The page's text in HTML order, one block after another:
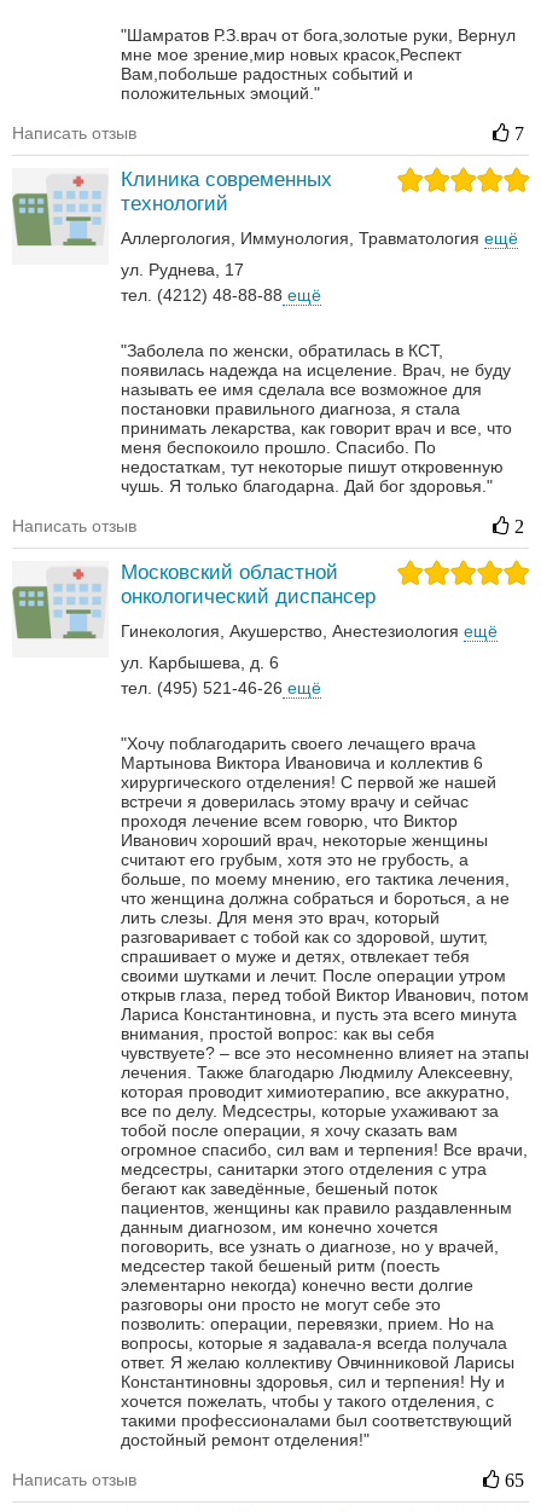
"Шамратов Р.З.врач от бога,золотые руки, Вернул
мне мое зрение,мир новых красок,Респект
Вам,побольше радостных событий и
положительных эмоций."
Написать отзыв 7
Клиника современных
технологий
Аллергология Иммунология Травматология ещё
ул. Руднева, 17
тел. (4212) 48-88-88 ещё
"Заболела по женски, обратилась в КСТ,
появилась надежда на исцеление. Врач, не буду
называть ее имя сделала все возможное для
постановки правильного диагноза, я стала
принимать лекарства, как говорит врач и все, что
меня беспокоило прошло. Спасибо. По
недостаткам, тут некоторые пишут откровенную
чушь. Я только благодарна. Дай бог здоровья."
Написать отзыв 2
Московский областной
онкологический диспансер
Гинекология Акушерство Анестезиология ещё
ул. Карбышева, д. 6
тел. (495) 521-46-26 ещё
"Хочу поблагодарить своего лечащего врача
Мартынова Виктора Ивановича и коллектив 6
хирургического отделения! С первой же нашей
встречи я доверилась этому врачу и сейчас
проходя лечение всем говорю, что Виктор
Иванович хороший врач, некоторые женщины
считают его грубым, хотя это не грубость, а
больше, по моему мнению, его тактика лечения,
что женщина должна собраться и бороться, а не
лить слезы. Для меня это врач, который
разговаривает с тобой как со здоровой, шутит,
спрашивает о муже и детях, отвлекает тебя
своими шутками и лечит. После операции утром
открыв глаза, перед тобой Виктор Иванович, потом
Лариса Константиновна, и пусть эта всего минута
внимания, простой вопрос: как вы себя
чувствуете? – все это несомненно влияет на этапы
лечения. Также благодарю Людмилу Алексеевну,
которая проводит химиотерапию, все аккуратно,
все по делу. Медсестры, которые ухаживают за
тобой после операции, я хочу сказать вам
огромное спасибо, сил вам и терпения! Все врачи,
медсестры, санитарки этого отделения с утра
бегают как заведённые, бешеный поток
пациентов, женщины как правило раздавленным
данным диагнозом, им конечно хочется
поговорить, все узнать о диагнозе, но у врачей,
медсестер такой бешеный ритм (поесть
элементарно некогда) конечно вести долгие
разговоры они просто не могут себе это
позволить: операции, перевязки, прием. Но на
вопросы, которые я задавала-я всегда получала
ответ. Я желаю коллективу Овчинниковой Ларисы
Константиновны здоровья, сил и терпения! Ну и
хочется пожелать, чтобы у такого отделения, с
такими профессионалами был соответствующий
достойный ремонт отделения!"
Написать отзыв 65